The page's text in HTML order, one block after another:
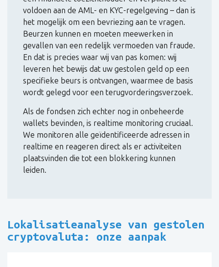
voldoen aan de AML- en KYC-regelgeving – dan is
het mogelijk om een bevriezing aan te vragen.
Beurzen kunnen en moeten meewerken in
gevallen van een redelijk vermoeden van fraude.
En dat is precies waar wij van pas komen: wij
leveren het bewijs dat uw gestolen geld op een
specifieke beurs is ontvangen, waarmee de basis
wordt gelegd voor een terugvorderingsverzoek.
Als de fondsen zich echter nog in onbeheerde
wallets bevinden, is realtime monitoring cruciaal.
We monitoren alle geïdentificeerde adressen in
realtime en reageren direct als er activiteiten
plaatsvinden die tot een blokkering kunnen
leiden.
Lokalisatieanalyse van gestolen
cryptovaluta: onze aanpak